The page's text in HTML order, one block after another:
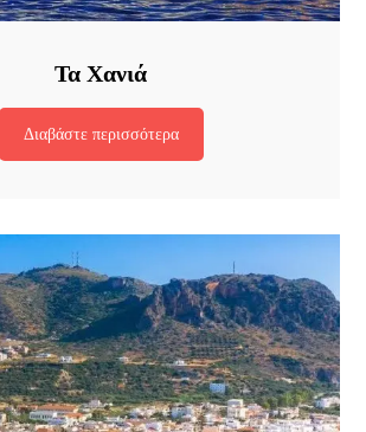
Τα Χανιά
Διαβάστε περισσότερα